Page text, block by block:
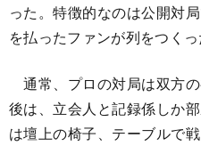
った。特徴的なのは公開対
を払ったファンが列をつくっ
通常、プロの対局は双方
後は、立会人と記録係しか
は壇上の椅子、テーブルで